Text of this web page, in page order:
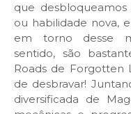
que
ou habilidade nova,
em torno desse
sentido, são
Roads de Forgotten
de desbravar!
diversificada de